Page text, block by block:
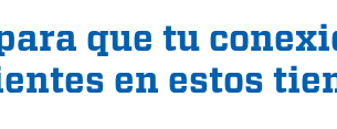
que tu
en estos